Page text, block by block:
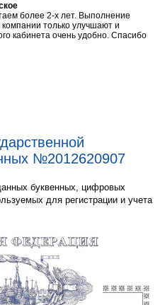
более 2-х лет. Выполнение
только улучшают и
кабинета очень удобно. Спасибо
№2012620907
буквенных, цифровых
для регистрации и учета